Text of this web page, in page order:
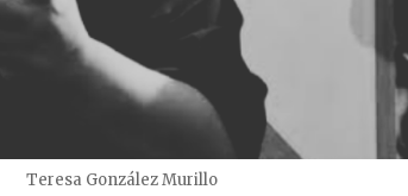
Teresa González Murillo